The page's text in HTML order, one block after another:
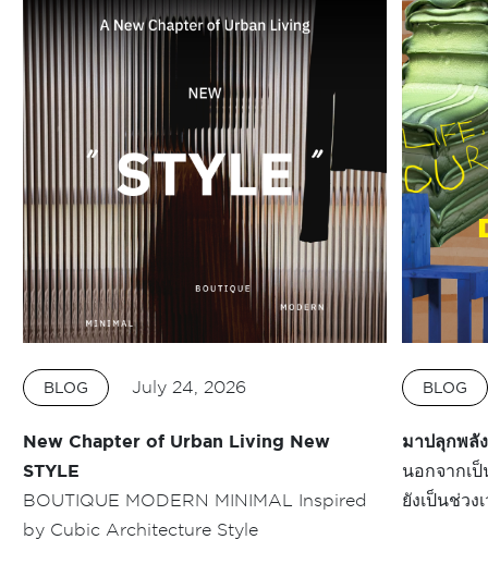
BLOG July 24, 2026
New Chapter of Urban Living New
STYLE
BOUTIQUE MODERN MINIMAL Inspired
by Cubic Architecture Style
BLOG
มาปลุกพลั
นอกจากเ
ยังเป็นช่วง